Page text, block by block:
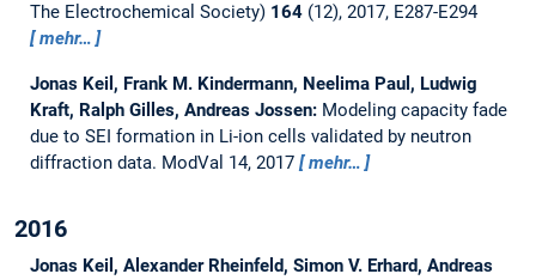
The Electrochemical Society) 164(12), 2017, E287-E294
mehr…
Jonas Keil, Frank M. Kindermann, Neelima Paul, Ludwig
Kraft, Ralph Gilles, Andreas Jossen: Modeling capacity fade
due to SEI formation in Li-ion cells validated by neutron
diffraction data. ModVal 14, 2017 mehr…
2016
Jonas Keil, Alexander Rheinfeld, Simon V. Erhard, Andreas